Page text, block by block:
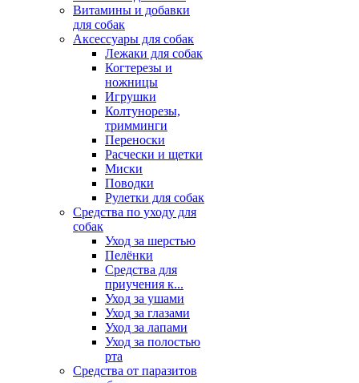
Витамины и добавки
для собак
Аксессуары для собак
Лежаки для собак
Когтерезы и
ножницы
Игрушки
Колтунорезы,
тримминги
Переноски
Расчески и щетки
Миски
Поводки
Рулетки для собак
Средства по уходу для
собак
Уход за шерстью
Пелёнки
Средства для
приучения к...
Уход за ушами
Уход за глазами
Уход за лапами
Уход за полостью
рта
Средства от паразитов